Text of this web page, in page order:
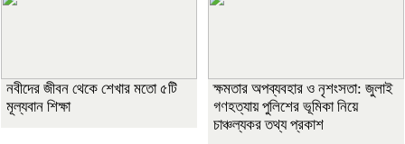
নবীদের জীবন থেকে শেখার মতো ৫টি
মূল্যবান শিক্ষা
ক্ষমতার অপব্যবহার ও নৃশংসতা: জুলাই
গণহত্যায় পুলিশের ভূমিকা নিয়ে
চাঞ্চল্যকর তথ্য প্রকাশ